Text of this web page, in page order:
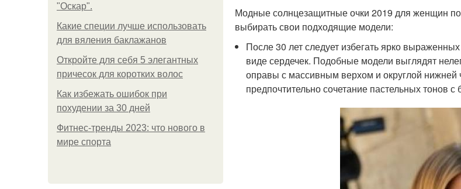
"Оскар".
Какие специи лучше использовать
для вяления баклажанов
Откройте для себя 5 элегантных
причесок для коротких волос
Как избежать ошибок при
похудении за 30 дней
Фитнес-тренды 2023: что нового в
мире спорта
Модные солнцезащитные очки 2019 для женщин
выбирать свои подходящие модели:
После 30 лет следует избегать ярко
виде сердечек. Подобные модели выглядят
оправы с массивным верхом и округлой
предпочтительно сочетание пастельных